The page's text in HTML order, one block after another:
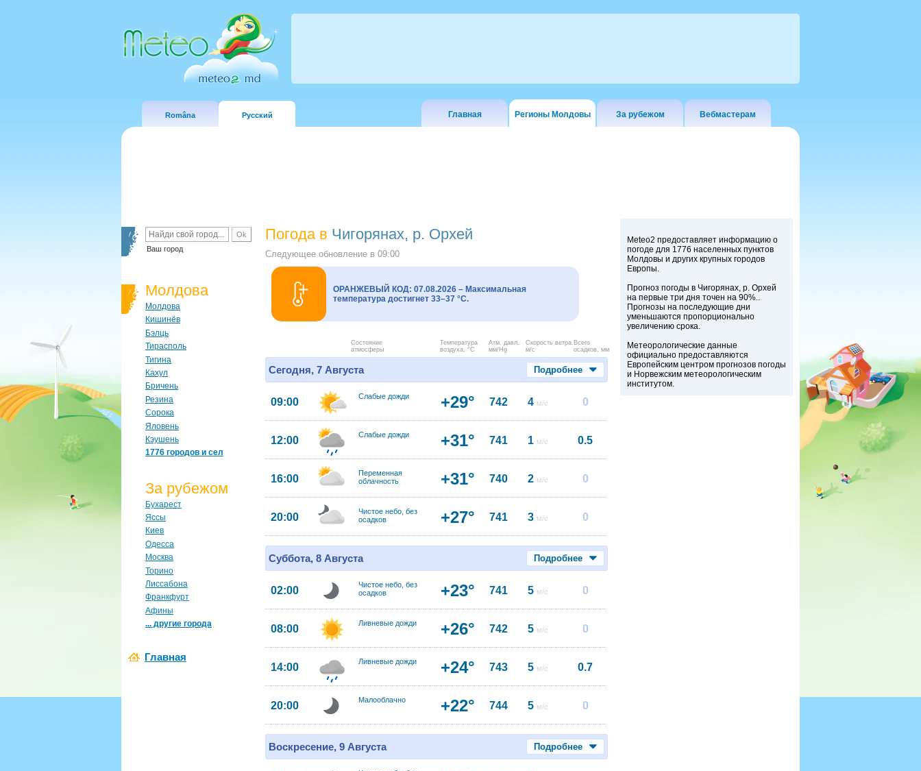
Româna Русский Главная Регионы Молдовы За рубежом Вебмастерам
Ваш город
Молдова
Молдова
Кишинёв
Бэлць
Тирасполь
Тигина
Кахул
Бричень
Резина
Сорока
Яловень
Кэушень
1776 городов и сел
За рубежом
Бухарест
Яссы
Киев
Одесса
Москва
Торино
Лиссабона
Франкфурт
Афины
... другие города
Главная
Погода в Чигорянах, р. Орхей
Следующее обновление в 09:00
ОРАНЖЕВЫЙ КОД: 07.08.2026 – Максимальная
температура достигнет 33–37 °C.
Состояние
атмосферы
Температура
воздуха, °C
Атм. давл.
мм/Hg
Скорость ветра.
м/с
Всего
осадков, мм
Сегодня, 7 Августа Подробнее
09:00 Слабые дожди +29° 742 4 м/с 0
12:00 Слабые дожди +31° 741 1 м/с 0.5
16:00
Переменная
облачность
+31° 740 2 м/с 0
20:00
Чистое небо, без
осадков
+27° 741 3 м/с 0
Суббота, 8 Августа Подробнее
02:00
Чистое небо, без
осадков
+23° 741 5 м/с 0
08:00 Ливневые дожди +26° 742 5 м/с 0
14:00 Ливневые дожди +24° 743 5 м/с 0.7
20:00 Малооблачно +22° 744 5 м/с 0
Воскресение, 9 Августа Подробнее
Meteo2 предоставляет информацию о
погоде для 1776 населенных пунктов
Молдовы и других крупных городов
Европы.
Прогноз погоды в Чигорянах, р. Орхей
на первые три дня точен на 90%..
Прогнозы на последующие дни
уменьшаются пропорционально
увеличению срока.
Метеорологические данные
официально предоставляются
Европейским центром прогнозов погоды
и Норвежским метеорологическим
институтом.